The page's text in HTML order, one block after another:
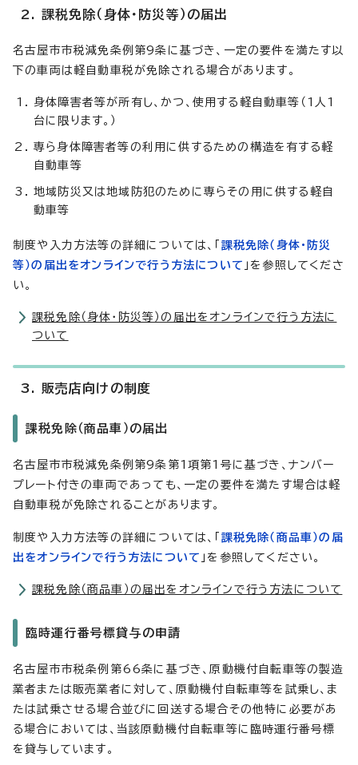
2. 課税免除（身体・防災等）の届出
名古屋市市税減免条例第9条に基づき、一定の要件を満たす以
下の車両は軽自動車税が免除される場合があります。
身体障害者等が所有し、かつ、使用する軽自動車等（1人1
台に限ります。）
専ら身体障害者等の利用に供するための構造を有する軽
自動車等
地域防災又は地域防犯のために専らその用に供する軽自
動車等
制度や入力方法等の詳細については、「 課税免除（身体・防災
等）の届出をオンラインで行う方法について 」を参照してくださ
い。
課税免除（身体・防災等）の届出をオンラインで行う方法に
ついて
3. 販売店向けの制度
課税免除（商品車）の届出
名古屋市市税減免条例第9条第1項第1号に基づき、ナンバー
プレート付きの車両であっても、一定の要件を満たす場合は軽
自動車税が免除されることがあります。
制度や入力方法等の詳細については、「 課税免除（商品車）の届
出をオンラインで行う方法について 」を参照してください。
課税免除（商品車）の届出をオンラインで行う方法について
臨時運行番号標貸与の申請
名古屋市市税条例第66条に基づき、原動機付自転車等の製造
業者または販売業者に対して、原動機付自転車等を試乗し、ま
たは試乗させる場合並びに回送する場合その他特に必要があ
る場合においては、当該原動機付自転車等に臨時運行番号標
を貸与しています。